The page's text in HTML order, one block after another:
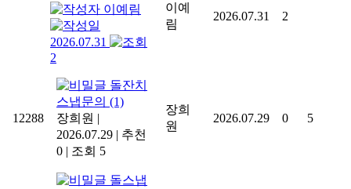
이예림
2026.07.31
2
이예
림
2026.07.31 2
12288
돌잔치
스냅문의 (1)
장희원 |
2026.07.29 | 추천
0 | 조회 5
장희
원
2026.07.29 0 5
돌스냅